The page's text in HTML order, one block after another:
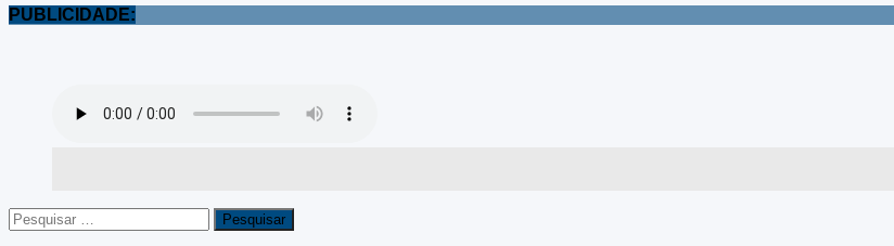
PUBLICIDADE:
Pesquisar
por: